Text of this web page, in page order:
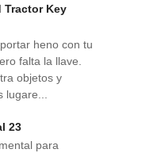
Tractor Key
heno con tu
falta la llave.
objetos y
23
para